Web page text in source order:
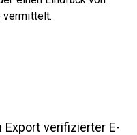
vermittelt.
verifizierter E-